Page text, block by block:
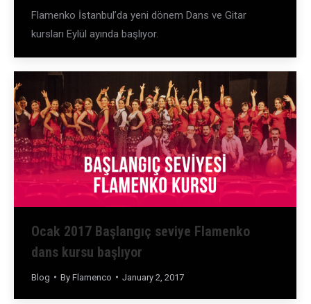
Flamenko İstanbul’da yeni dönem Dans ve Gitar
kursları Eylül ayında başlıyor.
Ocak 2017 Başlangıç seviye Flamenko
dans kursu başlıyor
Blog By Flamenco January 2, 2017